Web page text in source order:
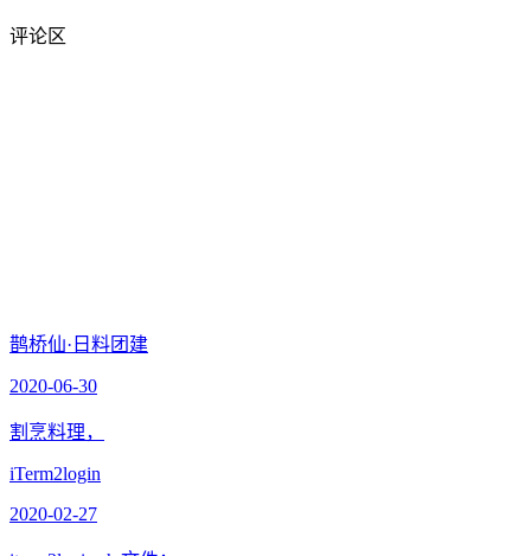
评论区
鹊桥仙·日料团建
2020-06-30
割烹料理，
iTerm2login
2020-02-27